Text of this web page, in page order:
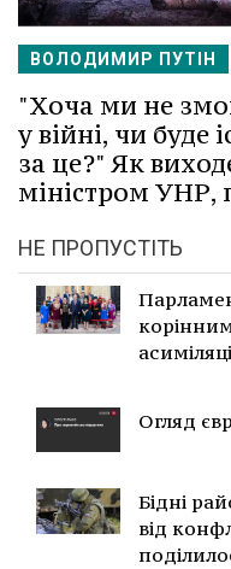
ВОЛОДИМИР ПУТІН
"Хоча ми не
у війні, чи буде
за це?" Як
міністром УНР,
НЕ ПРОПУСТІТЬ
Огляд
Бідні
від